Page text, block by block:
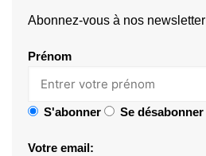
Abonnez-vous à nos newsletter
Prénom
S'abonner Se désabonner
Votre email: